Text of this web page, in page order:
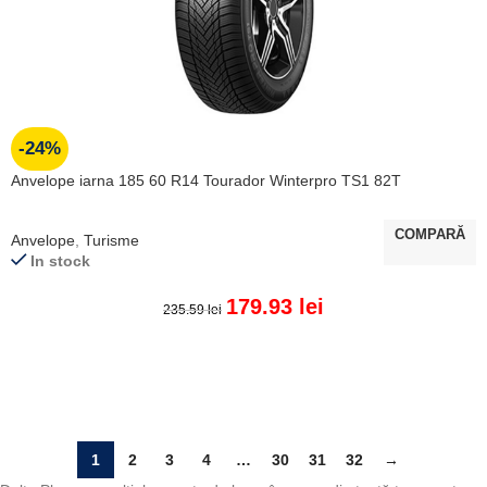
-24%
Anvelope iarna 185 60 R14 Tourador Winterpro TS1 82T
Anvelope Turisme
In stock
235.59lei 179.93 lei
COMPARĂ
1 2 3 4 … 30 31 32
→